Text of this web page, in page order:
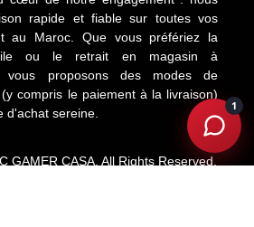
rapide et fiable sur toutes vos
au Maroc. Que vous préfériez la
ou le retrait en magasin à
vous proposons des modes de
(y compris le paiement à la livraison)
d'achat sereine.
GAMER CASA. All Rights Reserved.
1